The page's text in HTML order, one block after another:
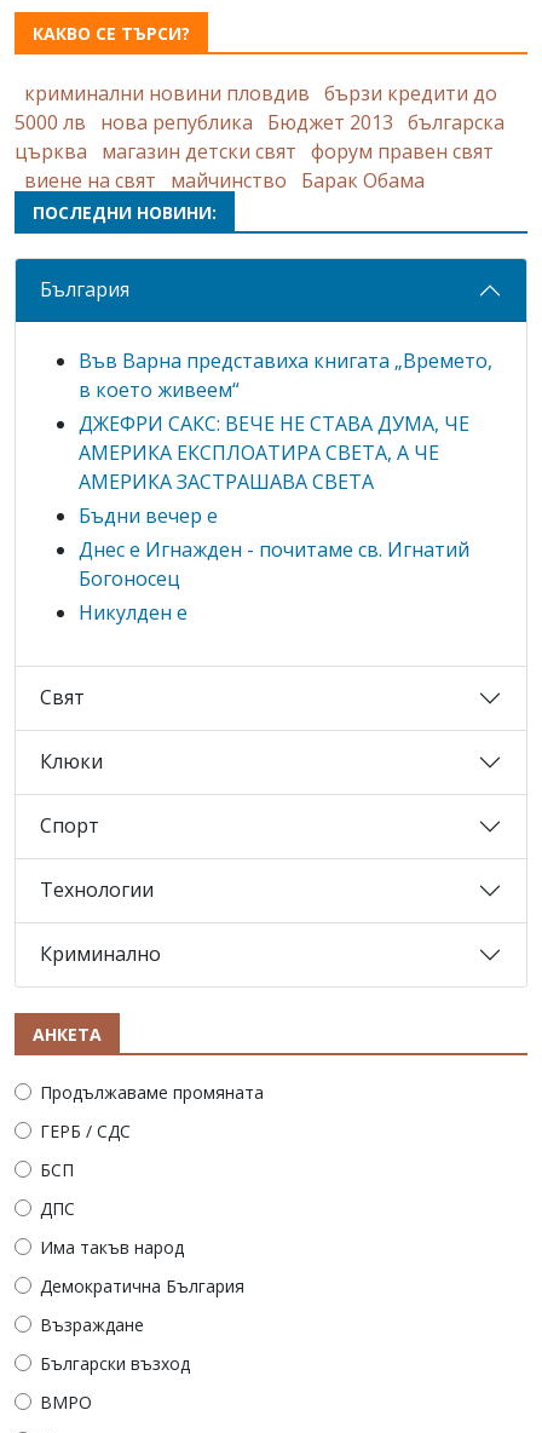
КАКВО СЕ ТЪРСИ?
криминални новини пловдив бързи кредити до
5000 лв
нова република Бюджет 2013 българска
църква
магазин детски свят форум правен свят
виене на свят
майчинство Барак Обама
ПОСЛЕДНИ НОВИНИ:
България
Във Варна представиха книгата „Времето,
в което живеем“
ДЖЕФРИ САКС: ВЕЧЕ НЕ СТАВА ДУМА, ЧЕ
АМЕРИКА ЕКСПЛОАТИРА СВЕТА, А ЧЕ
АМЕРИКА ЗАСТРАШАВА СВЕТА
Бъдни вечер е
Днес е Игнажден - почитаме св. Игнатий
Богоносец
Никулден е
Свят
Клюки
Спорт
Технологии
Криминално
АНКЕТА
Продължаваме промяната
ГЕРБ / СДС
БСП
ДПС
Има такъв народ
Демократична България
Възраждане
Български възход
ВМРО